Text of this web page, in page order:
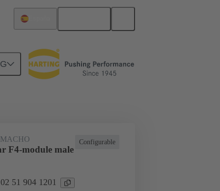
Productos
Configurable
F4-module male
51 904 1201